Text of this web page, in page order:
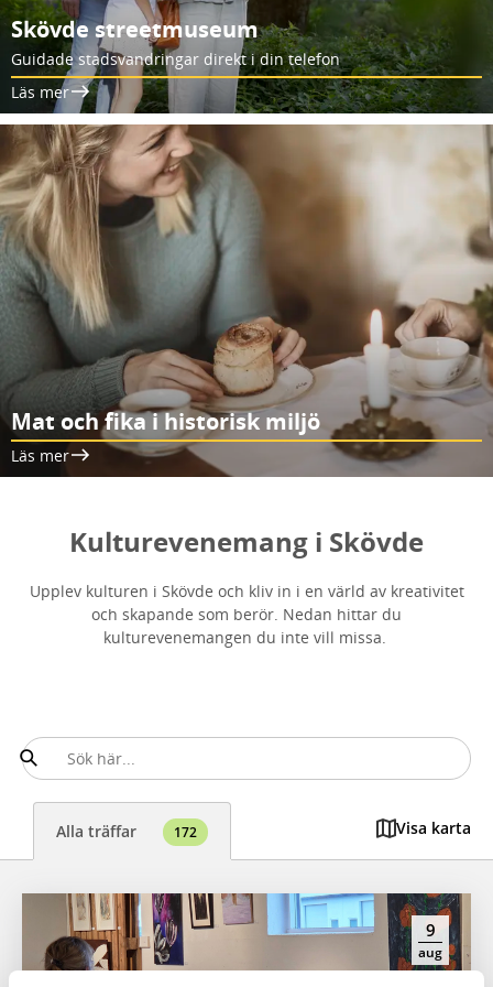
Skövde streetmuseum
Guidade stadsvandringar direkt i din telefon
Läs mer
Mat och fika i historisk miljö
Läs mer
Kulturevenemang i Skövde
Upplev kulturen i Skövde och kliv in i en värld av kreativitet
och skapande som berör. Nedan hittar du
kulturevenemangen du inte vill missa.
Alla träffar 172 Visa karta
9
aug